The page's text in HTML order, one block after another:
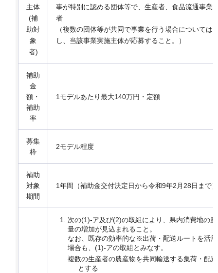
主体
(補
助対
象
者)
事が特別に認める団体等で、生産者、食品流通事業
者
（複数の団体等が共同で事業を行う場合については
し、当該事業実施主体が応募すること。）
補助
金
額・
補助
率
1モデルあたり最大140万円・定額
募集
枠
2モデル程度
補助
対象
期間
1年間（補助金交付決定日から令和9年2月28日まで）
次の(1)-ア及び(2)の取組により、県内消費地の
量の増加が見込まれること。
なお、既存の効率的な※出荷・配送ルートを活
場合も、(1)-アの取組とみなす。
複数の生産者の農産物を共同輸送する集荷・配
とする